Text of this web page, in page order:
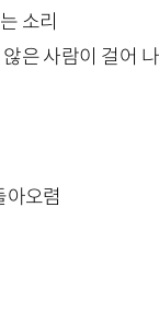
소리
은 사람이 걸어
아오렴